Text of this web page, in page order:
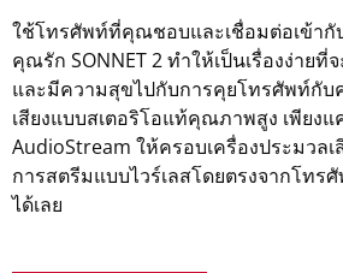
ใช้โทรศัพท์ที่คุณชอบและเชื่อมต่อเข้ากั
คุณรัก SONNET 2 ทำให้เป็นเรื่องง่ายที่
และมีความสุขไปกับการคุยโทรศัพท์กั
เสียงแบบสเตอริโอแท้คุณภาพสูง เพียง
AudioStream ให้ครอบเครื่องประมวลเ
การสตรีมแบบไวร์เลสโดยตรงจากโทร
ได้เลย